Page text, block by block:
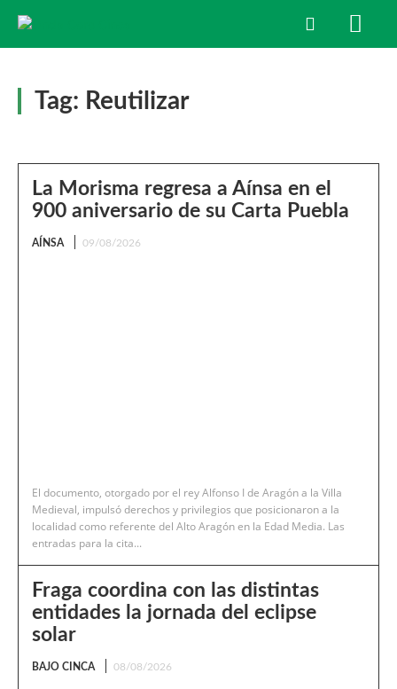
Tag: Reutilizar
La Morisma regresa a Aínsa en el
900 aniversario de su Carta Puebla
AÍNSA 09/08/2026
El documento, otorgado por el rey Alfonso I de Aragón a la Villa
Medieval, impulsó derechos y privilegios que posicionaron a la
localidad como referente del Alto Aragón en la Edad Media. Las
entradas para la cita...
Fraga coordina con las distintas
entidades la jornada del eclipse
solar
BAJO CINCA 08/08/2026